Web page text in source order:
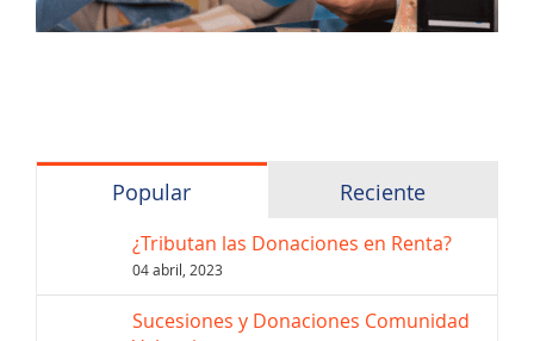
Popular Reciente
¿Tributan las Donaciones en Renta?
04 abril, 2023
Sucesiones y Donaciones Comunidad